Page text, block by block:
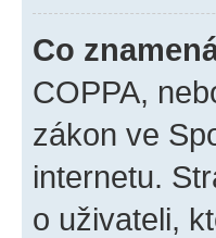
Co
COPPA,
zákon ve
internetu.
o uživateli,